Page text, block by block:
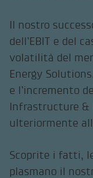
Il nostro
dell’EBIT e del
volatilità del
Energy
e l’incremento
Infrastructure &
ulteriormente
Scoprite i fatti,
plasmano il